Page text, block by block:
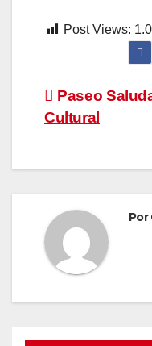
Post Views:
de
entradas
Paseo
Cultural
Por